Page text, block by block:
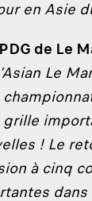
en Asie
de Le
Le
! Le
à cinq
dans